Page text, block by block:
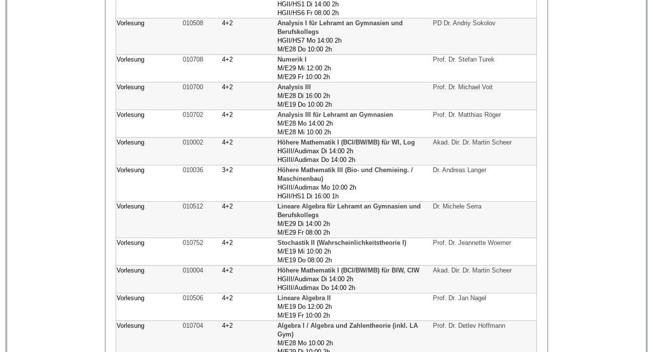
HGII/HS1 Di 14:00 2h
HGII/HS6 Fr 08:00 2h
Vorlesung 010508 4+2
Analysis I für Lehramt an Gymnasien und
Berufskollegs
HGII/HS7 Mo 14:00 2h
M/E28 Do 10:00 2h
PD Dr. Andriy Sokolov
Vorlesung 010708 4+2
Numerik I
M/E29 Mi 12:00 2h
M/E29 Fr 10:00 2h
Prof. Dr. Stefan Turek
Vorlesung 010700 4+2
Analysis III
M/E28 Di 16:00 2h
M/E19 Do 10:00 2h
Prof. Dr. Michael Voit
Vorlesung 010702 4+2
Analysis III für Lehramt an Gymnasien
M/E28 Mo 14:00 2h
M/E28 Mi 10:00 2h
Prof. Dr. Matthias Röger
Vorlesung 010002 4+2
Höhere Mathematik I (BCI/BW/MB) für WI, Log
HGIII/Audimax Di 14:00 2h
HGIII/Audimax Do 14:00 2h
Akad. Dir. Dr. Martin Scheer
Vorlesung 010036 3+2
Höhere Mathematik III (Bio- und Chemieing. /
Maschinenbau)
HGIII/Audimax Mo 10:00 2h
HGII/HS1 Di 16:00 1h
Dr. Andreas Langer
Vorlesung 010512 4+2
Lineare Algebra für Lehramt an Gymnasien und
Berufskollegs
M/E29 Di 14:00 2h
M/E29 Fr 08:00 2h
Dr. Michele Serra
Vorlesung 010752 4+2
Stochastik II (Wahrscheinlichkeitstheorie I)
M/E19 Mi 10:00 2h
M/E19 Do 08:00 2h
Prof. Dr. Jeannette Woerner
Vorlesung 010004 4+2
Höhere Mathematik I (BCI/BW/MB) für BIW, CIW
HGIII/Audimax Di 14:00 2h
HGIII/Audimax Do 14:00 2h
Akad. Dir. Dr. Martin Scheer
Vorlesung 010506 4+2
Lineare Algebra II
M/E19 Do 12:00 2h
M/E19 Fr 10:00 2h
Prof. Dr. Jan Nagel
Vorlesung 010704 4+2
Algebra I / Algebra und Zahlentheorie (inkl. LA
Gym)
M/E28 Mo 10:00 2h
Prof. Dr. Detlev Hoffmann